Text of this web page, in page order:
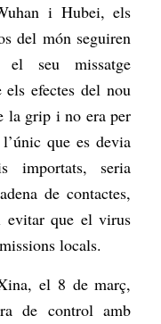
i Hubei, els
del món seguiren
el seu missatge
efectes del nou
la grip i no era per
que es devia
importats, seria
de contactes,
evitar que el virus
locals.
el 8 de març,
de control amb